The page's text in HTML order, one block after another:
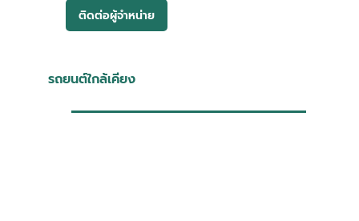
ติดต่อผู้จำหน่าย
รถยนต์ใกล้เคียง